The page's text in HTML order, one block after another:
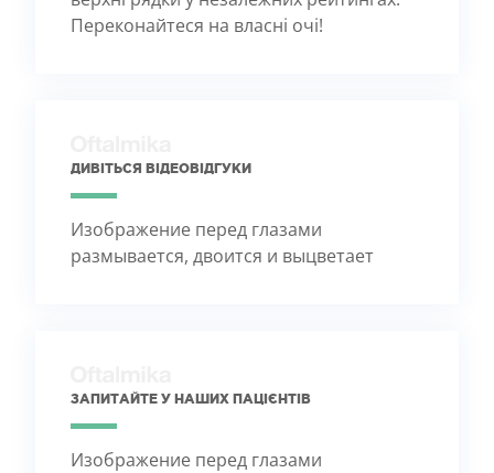
Переконайтеся на власні очі!
ДИВІТЬСЯ ВІДЕОВІДГУКИ
Изображение перед глазами
размывается, двоится и выцветает
ЗАПИТАЙТЕ У НАШИХ ПАЦІЄНТІВ
Изображение перед глазами